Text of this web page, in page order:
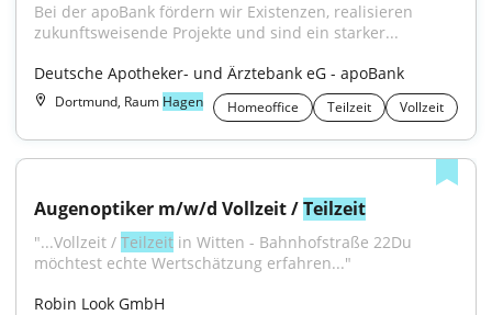
Bei der apoBank fördern wir Existenzen, realisieren
zukunftsweisende Projekte und sind ein starker...
Deutsche Apotheker- und Ärztebank eG - apoBank
Dortmund, Raum Hagen Homeoffice Teilzeit Vollzeit
Augenoptiker m/w/d Vollzeit / Teilzeit
"...Vollzeit / Teilzeit in Witten - Bahnhofstraße 22Du
möchtest echte Wertschätzung erfahren..."
Robin Look GmbH